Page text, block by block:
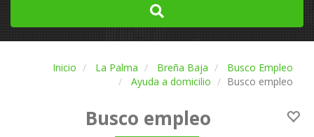
Inicio La Palma Breña Baja
Busco Empleo
Ayuda a domicilio
Busco empleo
Busco empleo